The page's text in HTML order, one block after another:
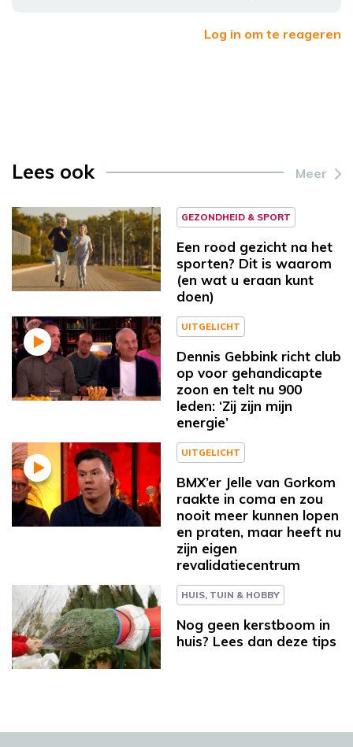
Log in om te reageren
Lees ook Meer
GEZONDHEID & SPORT
Een rood gezicht na het
sporten? Dit is waarom
(en wat u eraan kunt
doen)
UITGELICHT
Dennis Gebbink richt club
op voor gehandicapte
zoon en telt nu 900
leden: ‘Zij zijn mijn
energie’
UITGELICHT
BMX’er Jelle van Gorkom
raakte in coma en zou
nooit meer kunnen lopen
en praten, maar heeft nu
zijn eigen
revalidatiecentrum
HUIS, TUIN & HOBBY
Nog geen kerstboom in
huis? Lees dan deze tips